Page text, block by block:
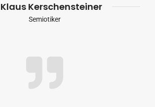
Klaus Kerschensteiner
Semiotiker